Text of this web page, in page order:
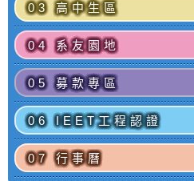
03 高中生區
04 系友園地
05 募款專區
06 IEET工程認證
07 行事曆